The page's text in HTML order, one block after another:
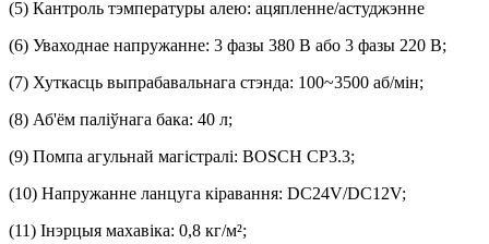
(5) Кантроль тэмпературы алею: ацяпленне/астуджэнне
(6) Уваходнае напружанне: 3 фазы 380 В або 3 фазы 220 В;
(7) Хуткасць выпрабавальнага стэнда: 100~3500 аб/мін;
(8) Аб'ём паліўнага бака: 40 л;
(9) Помпа агульнай магістралі: BOSCH CP3.3;
(10) Напружанне ланцуга кіравання: DC24V/DC12V;
(11) Інэрцыя махавіка: 0,8 кг/м²;